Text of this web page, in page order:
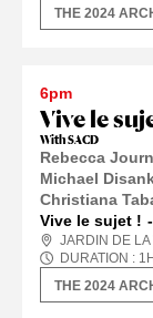
THE 2024
Vive le
With SACD
Rebecca
Michael
Christiana
6pm
Vive le sujet !
JARDIN DE LA
DURATION : 1 H
THE 2024